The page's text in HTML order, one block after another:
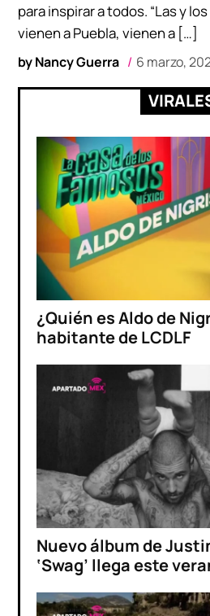
byNancy Guerra 6 marzo,
para inspirar a todos. “Las y
vienen a Puebla, vienen a […]
¿Quién es Aldo de
habitante de LCDLF
Nuevo álbum de
‘Swag’ llega este